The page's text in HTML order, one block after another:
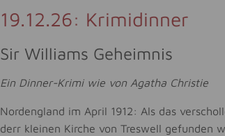
19.12.26: Krimidinner
Sir Williams Geheimnis
Ein Dinner-Krimi wie von Agatha Christie
Nordengland im April 1912: Als das
derr kleinen Kirche von Treswell gefunden